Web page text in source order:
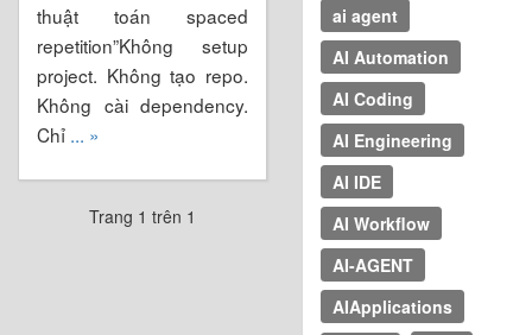
thuật toán spaced
repetition”Không setup
project. Không tạo repo.
Không cài dependency.
Chỉ ... »
Trang 1 trên 1
ai agent
AI Automation
AI Coding
AI Engineering
AI IDE
AI Workflow
AI-AGENT
AIApplications